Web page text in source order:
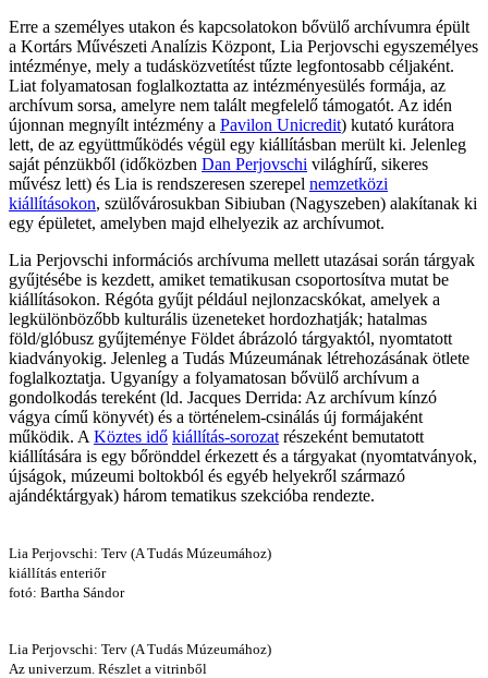
Erre a személyes utakon és kapcsolatokon bővülő archívumra épült
a Kortárs Művészeti Analízis Központ, Lia Perjovschi egyszemélyes
intézménye, mely a tudásközvetítést tűzte legfontosabb céljaként.
Liat folyamatosan foglalkoztatta az intézményesülés formája, az
archívum sorsa, amelyre nem talált megfelelő támogatót. Az idén
újonnan megnyílt intézmény a Pavilon Unicredit) kutató kurátora
lett, de az együttműködés végül egy kiállításban merült ki. Jelenleg
saját pénzükből (időközben Dan Perjovschi világhírű, sikeres
művész lett) és Lia is rendszeresen szerepel nemzetközi
kiállításokon, szülővárosukban Sibiuban (Nagyszeben) alakítanak ki
egy épületet, amelyben majd elhelyezik az archívumot.
Lia Perjovschi információs archívuma mellett utazásai során tárgyak
gyűjtésébe is kezdett, amiket tematikusan csoportosítva mutat be
kiállításokon. Régóta gyűjt például nejlonzacskókat, amelyek a
legkülönbözőbb kulturális üzeneteket hordozhatják; hatalmas
föld/glóbusz gyűjteménye Földet ábrázoló tárgyaktól, nyomtatott
kiadványokig. Jelenleg a Tudás Múzeumának létrehozásának ötlete
foglalkoztatja. Ugyanígy a folyamatosan bővülő archívum a
gondolkodás tereként (ld. Jacques Derrida: Az archívum kínzó
vágya című könyvét) és a történelem-csinálás új formájaként
működik. A Köztes idő kiállítás-sorozat részeként bemutatott
kiállítására is egy bőrönddel érkezett és a tárgyakat (nyomtatványok,
újságok, múzeumi boltokból és egyéb helyekről származó
ajándéktárgyak) három tematikus szekcióba rendezte.
Lia Perjovschi: Terv (A Tudás Múzeumához)
kiállítás enteriőr
fotó: Bartha Sándor
Lia Perjovschi: Terv (A Tudás Múzeumához)
Az univerzum. Részlet a vitrinből